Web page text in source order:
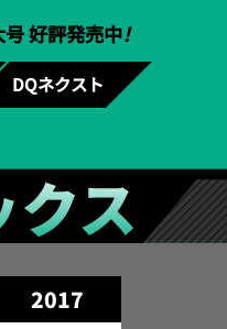
好評発売中！
DQネクスト
ス
2017